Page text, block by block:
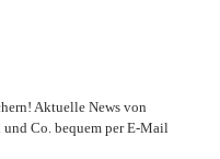
Aktuelle News von
und Co. bequem per E-Mail